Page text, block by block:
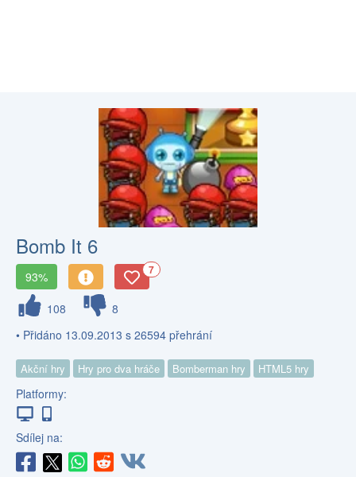
Bomb It 6
93% 7
108
8
• Přidáno 13.09.2013 s 26594 přehrání
Akční hry Hry pro dva hráče Bomberman hry HTML5 hry
Platformy:
Sdílej na: